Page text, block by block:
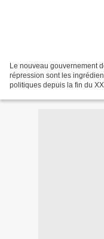
Le nouveau gouvernement
répression sont les
politiques depuis la fin du